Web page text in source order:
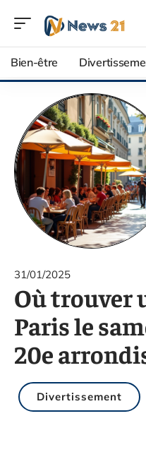
Bien-être
31/01/2025
Où trouver
Paris le
20e
Divertissement